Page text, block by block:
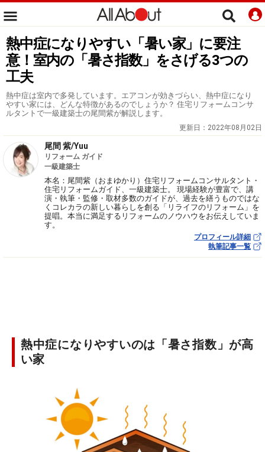
熱中症になりやすい「暑い家」に要注
意！室内の「暑さ指数」をさげる3つの
工夫
熱中症は室内で多発しています。エアコンが効きづらい、熱中症になり
やすい家には、どんな特徴があるのでしょうか？ 住宅リフォームコンサ
ルタントで一級建築士の尾間紫が解説します。
更新日： 2022年08月02日
尾間 紫/Yuu
リフォーム ガイド
一級建築士
本名：尾間紫（おまゆかり）住宅リフォームコンサルタント・
住宅リフォームガイド、一級建築士。 現場経験が豊富で、講
演・執筆・監修・取材多数のガイドが、過去を繕うものではな
くコレカラの新しい暮らしを創る「リライフのリフォーム」を
提唱。本当に満足するリフォームのノウハウをお伝えしていま
す。
プロフィール詳細
執筆記事一覧
熱中症になりやすいのは「暑さ指数」が高
い家